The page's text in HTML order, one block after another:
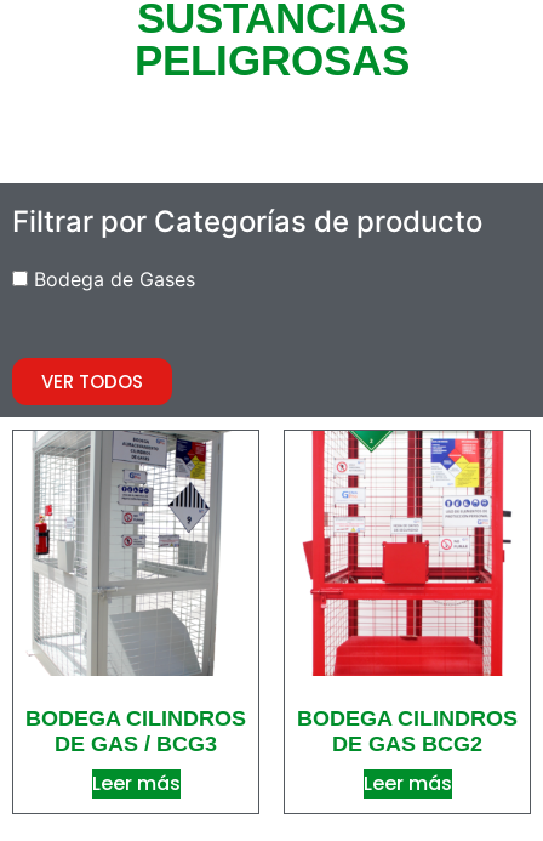
SUSTANCIAS
PELIGROSAS
Filtrar por Categorías de producto
Bodega de Gases
VER TODOS
BODEGA CILINDROS
DE GAS / BCG3
Leer más
BODEGA CILINDROS
DE GAS BCG2
Leer más